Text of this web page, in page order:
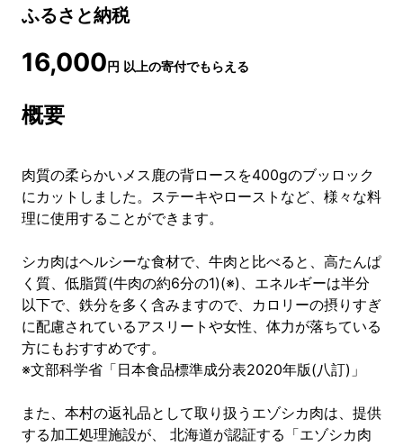
ふるさと納税
16,000円 以上の寄付でもらえる
概要
肉質の柔らかいメス鹿の背ロースを400gのブッロック
にカットしました。ステーキやローストなど、様々な料
理に使用することができます。
シカ肉はヘルシーな食材で、牛肉と比べると、高たんぱ
く質、低脂質(牛肉の約6分の1)(※)、エネルギーは半分
以下で、鉄分を多く含みますので、カロリーの摂りすぎ
に配慮されているアスリートや女性、体力が落ちている
方にもおすすめです。
※文部科学省「日本食品標準成分表2020年版(八訂)」
また、本村の返礼品として取り扱うエゾシカ肉は、提供
する加工処理施設が、 北海道が認証する「エゾシカ肉